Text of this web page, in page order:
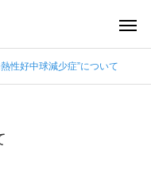
熱性好中球減少症”について